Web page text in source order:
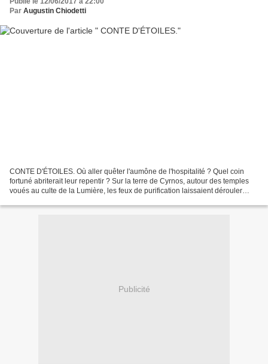
Par Augustin Chiodetti
CONTE D'ÉTOILES. Où aller quêter l'aumône de l'hospitalité ? Quel coin
fortuné abriterait leur repentir ? Sur la terre de Cyrnos, autour des temples
voués au culte de la Lumière, les feux de purification laissaient dérouler
Publicité